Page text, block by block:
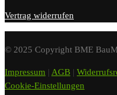
Vertrag widerrufen
© 2025 Copyright BME
Impressum | AGB |
Cookie-Einstellungen